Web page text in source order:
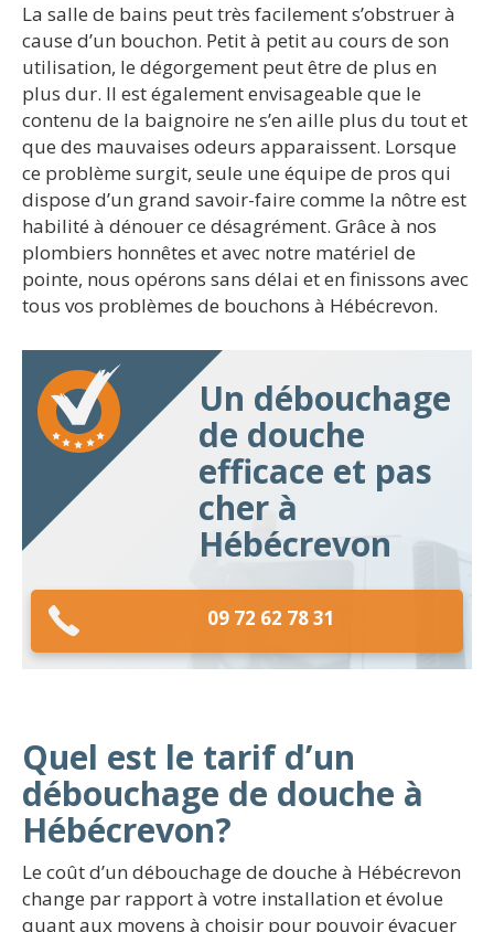
La salle de bains peut très facilement s’obstruer à
cause d’un bouchon. Petit à petit au cours de son
utilisation, le dégorgement peut être de plus en
plus dur. Il est également envisageable que le
contenu de la baignoire ne s’en aille plus du tout et
que des mauvaises odeurs apparaissent. Lorsque
ce problème surgit, seule une équipe de pros qui
dispose d’un grand savoir-faire comme la nôtre est
habilité à dénouer ce désagrément. Grâce à nos
plombiers honnêtes et avec notre matériel de
pointe, nous opérons sans délai et en finissons avec
tous vos problèmes de bouchons à Hébécrevon.
Un débouchage
de douche
efficace et pas
cher à
Hébécrevon
09 72 62 78 31
Quel est le tarif d’un
débouchage de douche à
Hébécrevon?
Le coût d’un débouchage de douche à Hébécrevon
change par rapport à votre installation et évolue
quant aux moyens à choisir pour pouvoir évacuer